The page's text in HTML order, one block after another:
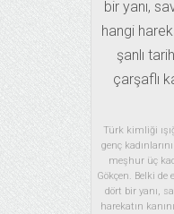
Türk kimliği
genç
meşhur üç
Gökçen. Belki de
dört bir yanı,
harekatın